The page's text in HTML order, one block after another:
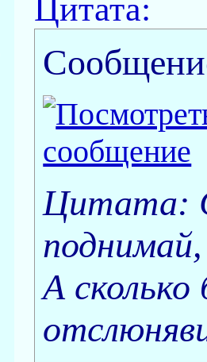
Цитата:
Цитата:
А